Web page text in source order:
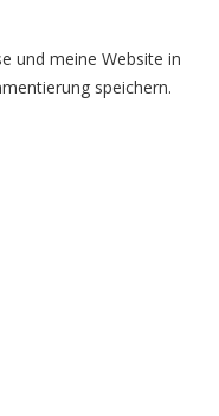
und meine Website in
speichern.